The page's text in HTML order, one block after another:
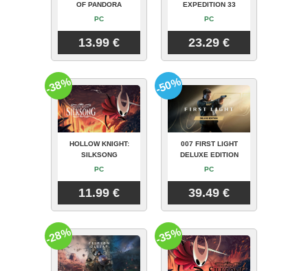
OF PANDORA
PC
13.99 €
EXPEDITION 33
PC
23.29 €
HOLLOW KNIGHT:
SILKSONG
PC
11.99 €
-38%
007 FIRST LIGHT
DELUXE EDITION
PC
39.49 €
-50%
-28% -35%